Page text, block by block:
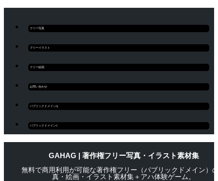
フリー写真
フリーイラスト
フリー絵画
お問い合わせ
パブリックドメインQ
パブリックドメインC
GAHAG | 著作権フリー写真・イラスト素材集
無料で商用利用が可能な著作権フリー（パブリックドメイン）
真・絵画・イラスト素材集＋アハ体験ゲーム。